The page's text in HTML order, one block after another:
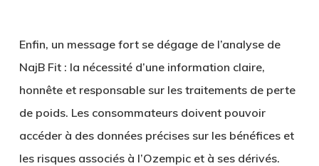
Enfin, un message fort se dégage de l’analyse de
NajB Fit : la nécessité d’une information claire,
honnête et responsable sur les traitements de perte
de poids. Les consommateurs doivent pouvoir
accéder à des données précises sur les bénéfices et
les risques associés à l’Ozempic et à ses dérivés.